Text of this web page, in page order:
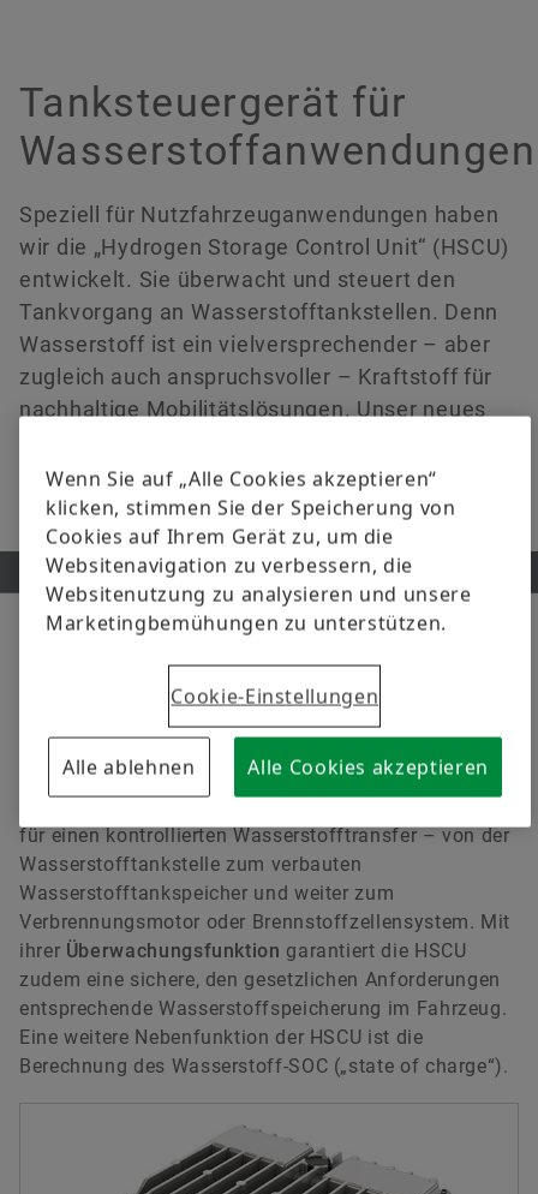
Jetzt bestellen
Tanksteuergerät für
Wasserstoffanwendungen
Speziell für Nutzfahrzeuganwendungen haben
wir die „Hydrogen Storage Control Unit“ (HSCU)
entwickelt. Sie überwacht und steuert den
Tankvorgang an Wasserstofftankstellen. Denn
Wasserstoff ist ein vielversprechender – aber
zugleich auch anspruchsvoller – Kraftstoff für
nachhaltige Mobilitätslösungen. Unser neues
Sicherheit und Effizienz von
wasserstoffbetriebenen Fahrzeugen bei.
Tanken, aber sicher.
Das Tanksteuergerät oder "Hydrogen Storage Control
für einen kontrollierten Wasserstofftransfer – von der
Wasserstofftankstelle zum verbauten
Wasserstofftankspeicher und weiter zum
Verbrennungsmotor oder Brennstoffzellensystem. Mit
ihrer Überwachungsfunktion garantiert die HSCU
zudem eine sichere, den gesetzlichen Anforderungen
entsprechende Wasserstoffspeicherung im Fahrzeug.
Eine weitere Nebenfunktion der HSCU ist die
Berechnung des Wasserstoff-SOC („state of charge“).
Wenn Sie auf „Alle Cookies akzeptieren“
klicken, stimmen Sie der Speicherung von
Cookies auf Ihrem Gerät zu, um die
Websitenavigation zu verbessern, die
Websitenutzung zu analysieren und unsere
Marketingbemühungen zu unterstützen.
Cookie-Einstellungen
Alle ablehnen Alle Cookies akzeptieren